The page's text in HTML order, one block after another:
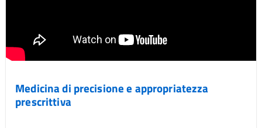
Medicina di precisione e appropriatezza
prescrittiva